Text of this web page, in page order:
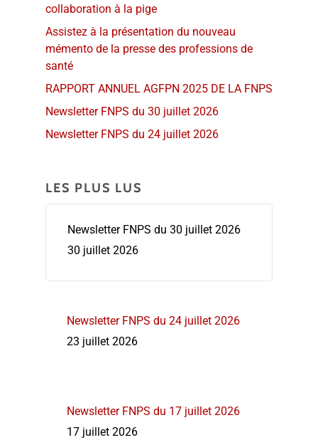
collaboration à la pige
Assistez à la présentation du nouveau
mémento de la presse des professions de
santé
RAPPORT ANNUEL AGFPN 2025 DE LA FNPS
Newsletter FNPS du 30 juillet 2026
Newsletter FNPS du 24 juillet 2026
LES PLUS LUS
Newsletter FNPS du 30 juillet 2026
30 juillet 2026
Newsletter FNPS du 24 juillet 2026
23 juillet 2026
Newsletter FNPS du 17 juillet 2026
17 juillet 2026